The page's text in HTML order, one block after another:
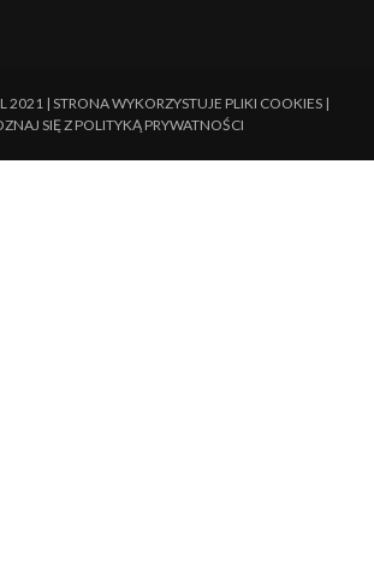
2021 | STRONA WYKORZYSTUJE PLIKI COOKIES |
SIĘ ZPOLITYKĄ PRYWATNOŚCI